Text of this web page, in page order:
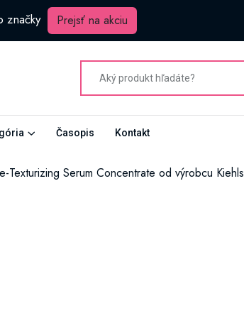
značky Prejsť na akciu
Časopis Kontakt
Texturizing Serum Concentrate od výrobcu Kiehls